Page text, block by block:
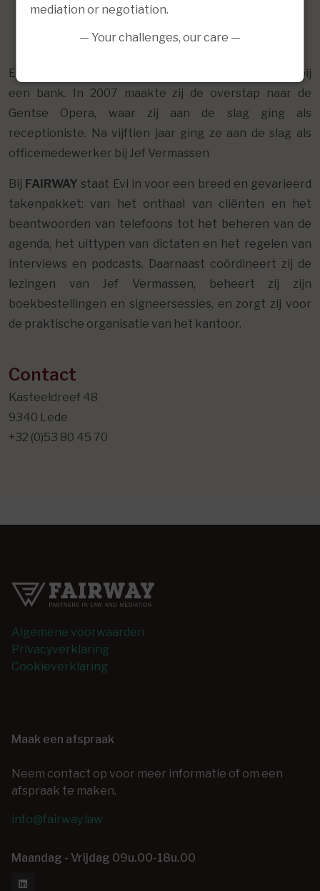
Evi startte haar loopbaan in 2001 als medewerker bij
een bank. In 2007 maakte zij de overstap naar de
Gentse Opera, waar zij aan de slag ging als
receptioniste. Na vijftien jaar ging ze aan de slag als
officemedewerker bij Jef Vermassen
Bij FAIRWAY staat Evi in voor een breed en gevarieerd
takenpakket: van het onthaal van cliënten en het
beantwoorden van telefoons tot het beheren van de
agenda, het uittypen van dictaten en het regelen van
interviews en podcasts. Daarnaast coördineert zij de
lezingen van Jef Vermassen, beheert zij zijn
boekbestellingen en signeersessies, en zorgt zij voor
de praktische organisatie van het kantoor.
Contact
Kasteeldreef 48
9340 Lede
+32 (0)53 80 45 70
Algemene voorwaarden
Privacyverklaring
Cookieverklaring
Maak een afspraak
Neem contact op voor meer informatie of om een
afspraak te maken.
info@fairway.law
Maandag - Vrijdag 09u.00-18u.00
mediation or negotiation.
— Your challenges, our care —